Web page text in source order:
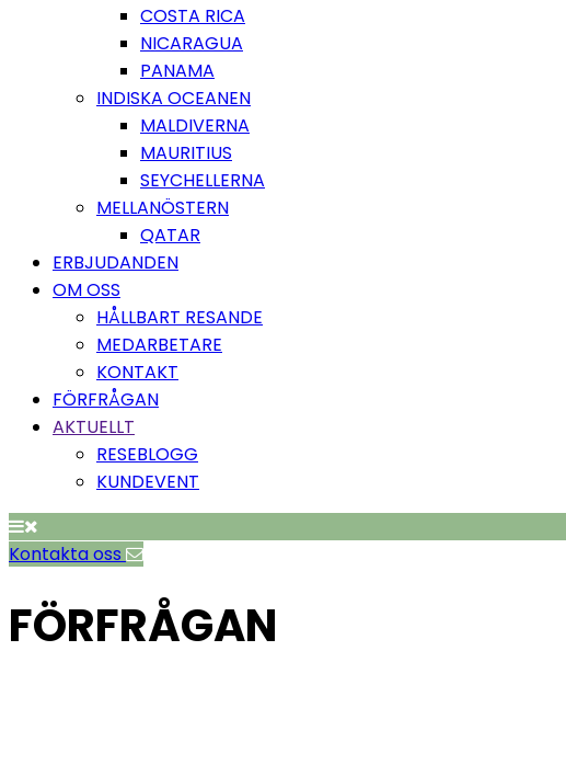
COSTA RICA
NICARAGUA
PANAMA
INDISKA OCEANEN
MALDIVERNA
MAURITIUS
SEYCHELLERNA
MELLANÖSTERN
QATAR
ERBJUDANDEN
OM OSS
HÅLLBART RESANDE
MEDARBETARE
KONTAKT
FÖRFRÅGAN
AKTUELLT
RESEBLOGG
KUNDEVENT
Kontakta oss
FÖRFRÅGAN